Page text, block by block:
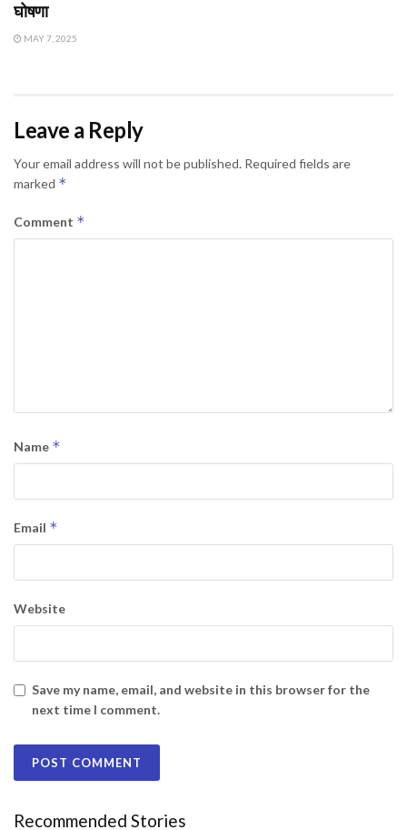
घोषणा
MAY 7, 2025
Leave a Reply
Your email address will not be published. Required fields are
marked *
Comment *
Name *
Email *
Website
Save my name, email, and website in this browser for the
next time I comment.
Recommended Stories